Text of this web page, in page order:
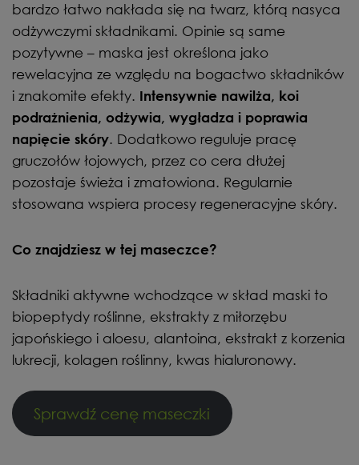
bardzo łatwo nakłada się na twarz, którą nasyca
odżywczymi składnikami. Opinie są same
pozytywne – maska jest określona jako
rewelacyjna ze względu na bogactwo składników
i znakomite efekty. Intensywnie nawilża, koi
podrażnienia, odżywia, wygładza i poprawia
napięcie skóry. Dodatkowo reguluje pracę
gruczołów łojowych, przez co cera dłużej
pozostaje świeża i zmatowiona. Regularnie
stosowana wspiera procesy regeneracyjne skóry.
Co znajdziesz w tej maseczce?
Składniki aktywne wchodzące w skład maski to
biopeptydy roślinne, ekstrakty z miłorzębu
japońskiego i aloesu, alantoina, ekstrakt z korzenia
lukrecji, kolagen roślinny, kwas hialuronowy.
Sprawdź cenę maseczki